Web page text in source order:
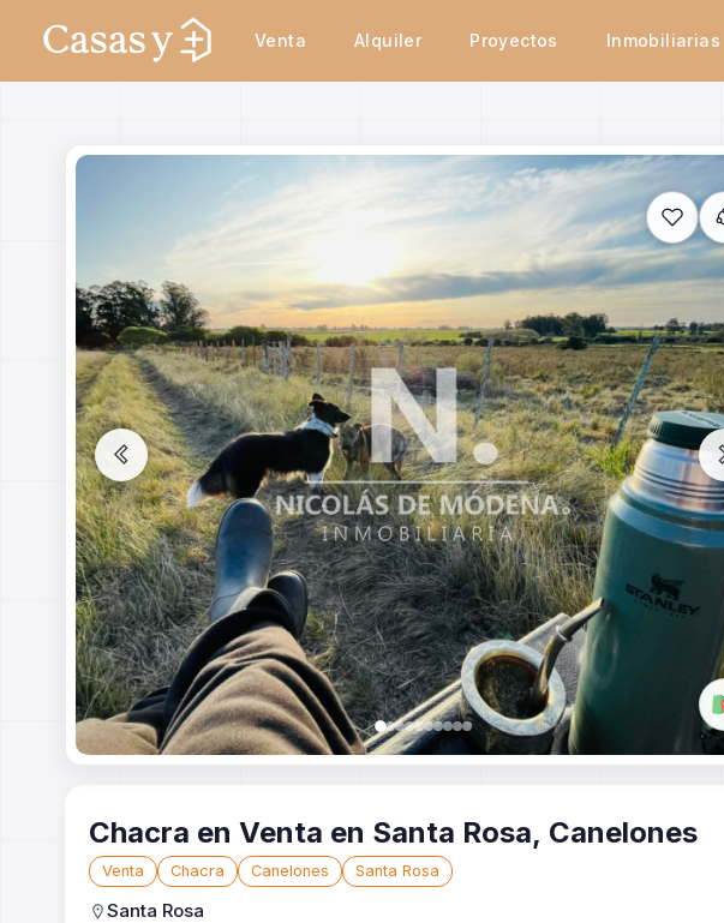
Venta Alquiler Proyectos Inmobiliarias
Chacra en Venta en Santa Rosa, Canelones
Venta Chacra Canelones Santa Rosa
Santa Rosa